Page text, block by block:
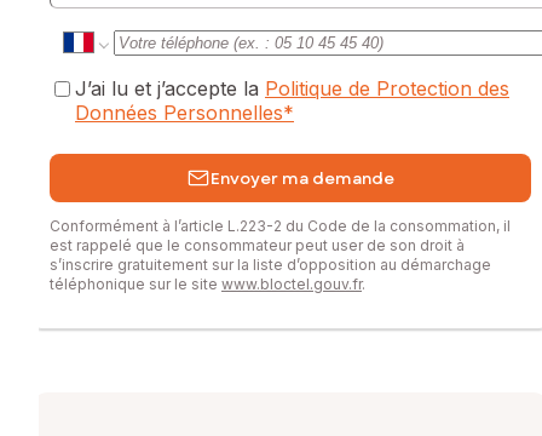
J’ai lu et j’accepte la Politique de Protection des
Données Personnelles*
Envoyer ma demande
Conformément à l’article L.223-2 du Code de la consommation, il
est rappelé que le consommateur peut user de son droit à
s’inscrire gratuitement sur la liste d’opposition au démarchage
téléphonique sur le site www.bloctel.gouv.fr.